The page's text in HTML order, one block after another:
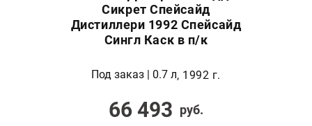
Сикрет Спейсайд
Дистиллери 1992 Спейсайд
Сингл Каск в п/к
Под заказ | 0.7 л, 1992 г.
66 493 руб.